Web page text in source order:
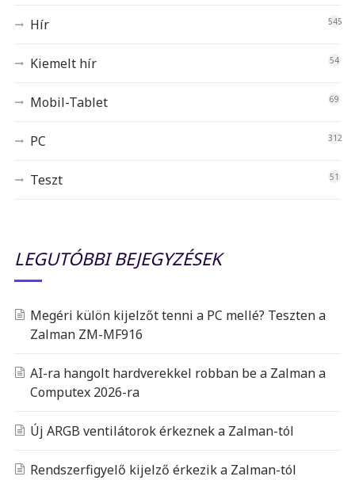
Hír 545
Kiemelt hír 54
Mobil-Tablet 69
PC 312
Teszt 51
LEGUTÓBBI BEJEGYZÉSEK
Megéri külön kijelzőt tenni a PC mellé? Teszten a
Zalman ZM-MF916
AI-ra hangolt hardverekkel robban be a Zalman a
Computex 2026-ra
Új ARGB ventilátorok érkeznek a Zalman-tól
Rendszerfigyelő kijelző érkezik a Zalman-tól